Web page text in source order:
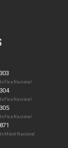
Fixa Nacional
Fixa Nacional
Fixa Nacional
Móvel Nacional